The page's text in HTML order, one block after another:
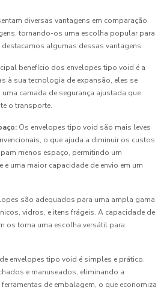
diversas vantagens em comparação
tornando-os uma escolha popular para
algumas dessas vantagens:
benefício dos envelopes tipo void é a
à sua tecnologia de expansão, eles se
camada de segurança ajustada que
o transporte.
Os envelopes tipo void são mais leves
o que ajuda a diminuir os custos
menos espaço, permitindo um
e uma maior capacidade de envio em um
são adequados para uma ampla gama
vidros, e itens frágeis. A capacidade de
os torna uma escolha versátil para
envelopes tipo void é simples e prático.
e manuseados, eliminando a
de embalagem, o que economiza